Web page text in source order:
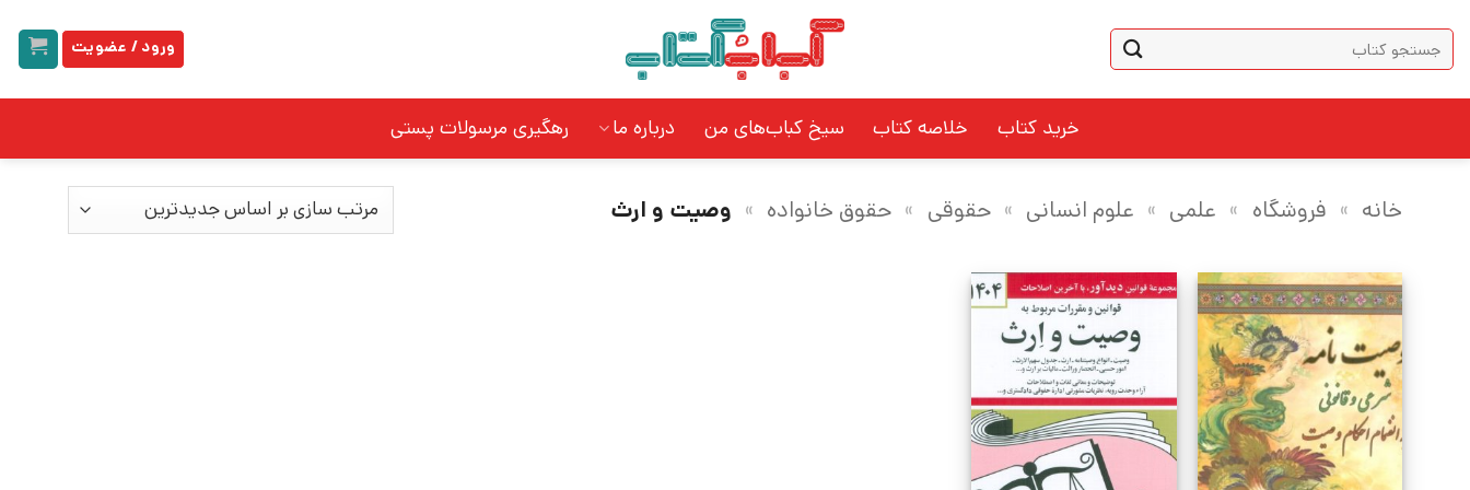
content
جستجو
برای:
ورود / عضویت
خرید کتاب خلاصه کتاب سیخ کباب‌های من درباره ما رهگیری مرسولات پستی
خانه » فروشگاه » علمی » علوم انسانی » حقوقی » حقوق خانواده » وصیت و ارث